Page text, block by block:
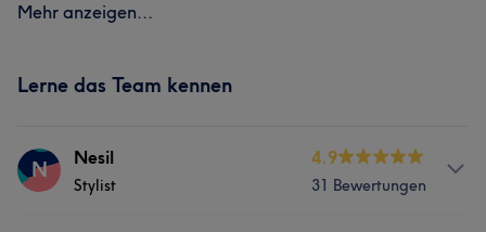
Mehr anzeigen...
Lerne das Team kennen
N Nesil
Stylist
4.9
31 Bewertungen